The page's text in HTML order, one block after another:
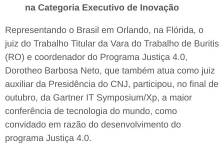
na Categoria Executivo de Inovação
Representando o Brasil em Orlando, na Flórida, o
juiz do Trabalho Titular da Vara do Trabalho de Buritis
(RO) e coordenador do Programa Justiça 4.0,
Dorotheo Barbosa Neto, que também atua como juiz
auxiliar da Presidência do CNJ, participou, no final de
outubro, da Gartner IT Symposium/Xp, a maior
conferência de tecnologia do mundo, como
convidado em razão do desenvolvimento do
programa Justiça 4.0.